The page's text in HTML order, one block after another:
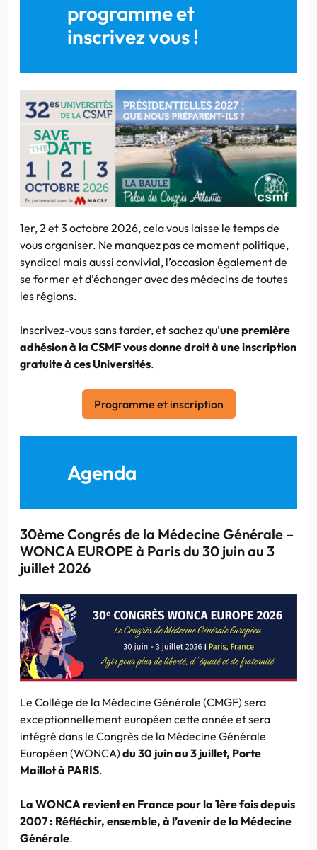
programme et
inscrivez vous !
1er, 2 et 3 octobre 2026, cela vous laisse le temps de
vous organiser. Ne manquez pas ce moment politique,
syndical mais aussi convivial, l’occasion également de
se former et d’échanger avec des médecins de toutes
les régions.
Inscrivez-vous sans tarder, et sachez qu’une première
adhésion à la CSMF vous donne droit à une inscription
gratuite à ces Universités.
Programme et inscription
Agenda
30ème Congrés de la Médecine Générale –
WONCA EUROPE à Paris du 30 juin au 3
juillet 2026
Le Collège de la Médecine Générale (CMGF) sera
exceptionnellement européen cette année et sera
intégré dans le Congrès de la Médecine Générale
Européen (WONCA) du 30 juin au 3 juillet, Porte
Maillot à PARIS.
La WONCA revient en France pour la 1ère fois depuis
2007 : Réfléchir, ensemble, à l’avenir de la Médecine
Générale.